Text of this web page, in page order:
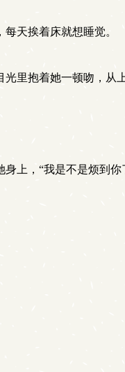
天挨着床就想睡觉。
里抱着她一顿吻，从
上，“我是不是烦到你